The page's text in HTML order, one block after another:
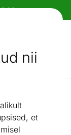
nii
et
AI otsing